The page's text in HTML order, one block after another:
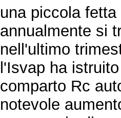
una piccola
annualmente si
nell'ultimo
l'Isvap ha
comparto Rc
notevole